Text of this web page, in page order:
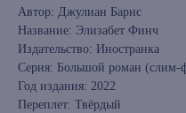
Автор: Джулиан Барнс
Название: Элизабет Финч
Издательство: Иностранка
Серия: Большой роман (слим-
Год издания: 2022
Переплет: Твёрдый